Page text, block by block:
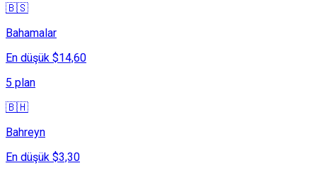
🇧🇸
Bahamalar
En düşük $14,60
5 plan
🇧🇭
Bahreyn
En düşük $3,30